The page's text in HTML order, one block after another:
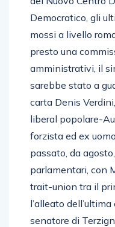
Democratico, gli
mossi a livello
presto una
amministrativi, il
sarebbe stato a
carta Denis
liberal popolare-
forzista ed ex
passato, da
parlamentari, con
trait-union tra il
l’alleato
senatore di